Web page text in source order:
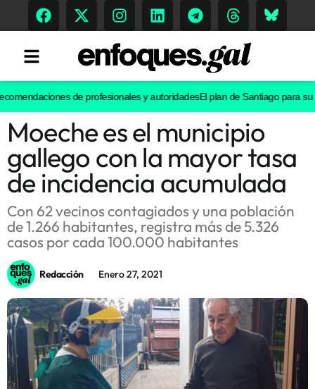
Tendencias
Memoria Histórica
Gastronomía
Escenarios
Sostenibilidad
Innova
de profesionales y autoridadesEl plan de Santiago para su
Moeche es el municipio
gallego con la mayor tasa
de incidencia acumulada
Con 62 vecinos contagiados y una población
de 1.266 habitantes, registra más de 5.326
casos por cada 100.000 habitantes
Redacción Enero 27, 2021